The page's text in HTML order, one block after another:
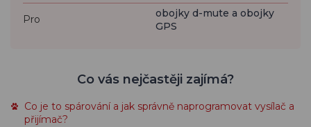
Pro
obojky d-mute a obojky
GPS
Co vás nejčastěji zajímá?
Co je to spárování a jak správně naprogramovat vysílač a
přijímač?